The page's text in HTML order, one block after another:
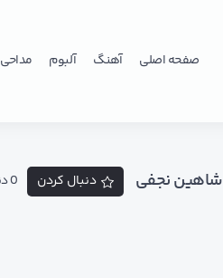
صفحه اصلی آهنگ آلبوم مداحی
شاهین نجفی دنبال کردن 0 دنبال کننده